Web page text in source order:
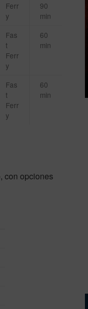
Ferr
y
90
min
Fas
t
Ferr
y
60
min
Fas
t
Ferr
y
60
min
con opciones